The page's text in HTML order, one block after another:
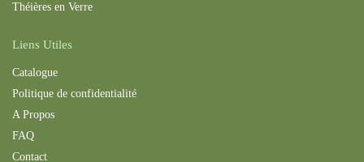
Théières en Verre
Liens Utiles
Catalogue
Politique de confidentialité
A Propos
FAQ
Contact